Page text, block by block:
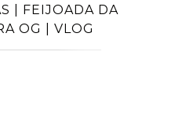
| FEIJOADA DA
OG | VLOG